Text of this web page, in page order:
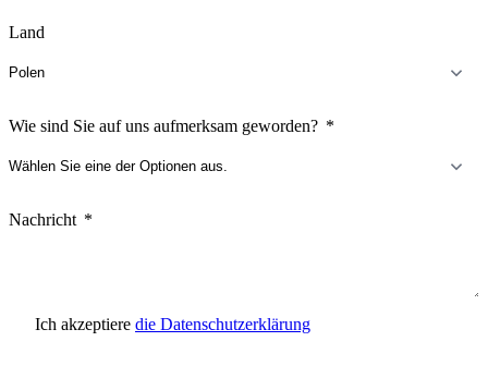
Land
Wie sind Sie auf uns aufmerksam geworden?
Nachricht
Ich akzeptiere die Datenschutzerklärung